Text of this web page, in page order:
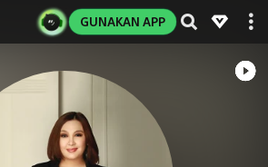
GUNAKAN APP